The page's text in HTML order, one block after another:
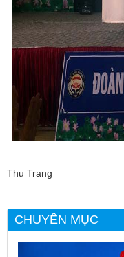
Thu Trang
CHUYÊN MỤC